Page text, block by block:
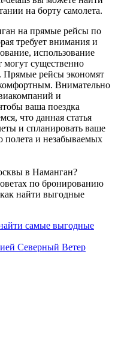
на борту самолета.
на прямые рейсы по
требует внимания и
использование
могут существенно
Прямые рейсы экономят
Внимательно
и
ваша поездка
что данная статья
и спланировать ваше
полета и незабываемых
в Наманган?
по бронированию
найти выгодные
самые выгодные
Северный Ветер